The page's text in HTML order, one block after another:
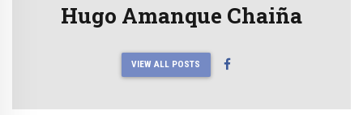
Hugo Amanque Chaiña
VIEW ALL POSTS